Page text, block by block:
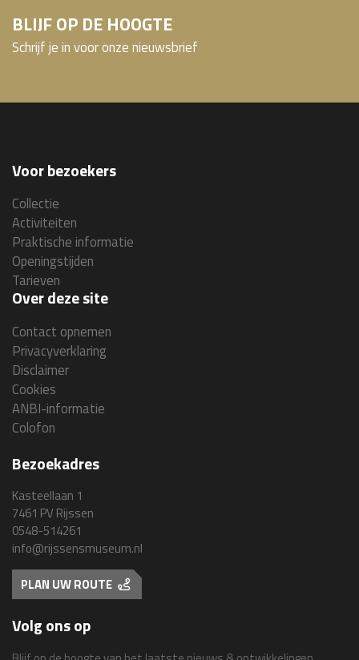
BLIJF OP DE HOOGTE
Schrijf je in voor onze nieuwsbrief
Voor bezoekers
Collectie
Activiteiten
Praktische informatie
Openingstijden
Tarieven
Over deze site
Contact opnemen
Privacyverklaring
Disclaimer
Cookies
ANBI-informatie
Colofon
Bezoekadres
Kasteellaan 1
7461 PV Rijssen
0548-514261
info@rijssensmuseum.nl
PLAN UW ROUTE
Volg ons op